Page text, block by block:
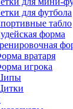
для футбола
табло
форма
вратаря
игрока